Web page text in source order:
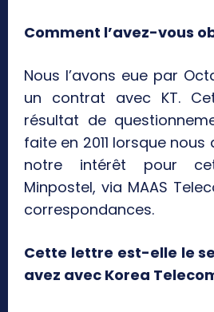
Comment l’avez-vous
Nous l’avons eue par
un contrat avec KT.
résultat de
faite en 2011 lorsque
notre intérêt pour
Minpostel, via MAAS
correspondances.
Cette lettre est-elle le
avez avec Korea